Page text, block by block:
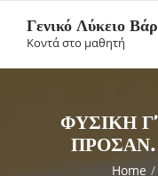
content
Γενικό Λύκειο
Κοντά στο μαθητή
ΦΥΣΙΚΗ
ΠΡΟΣΑΝ.
Home